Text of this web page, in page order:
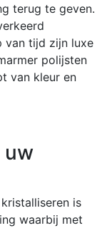
terug te geven.
van tijd zijn luxe
polijsten
van kleur en
uw
is
waarbij met